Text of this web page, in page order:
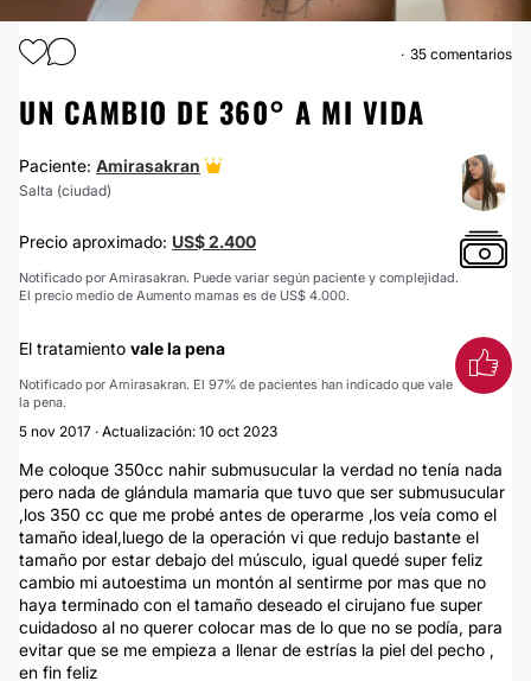
AUMENTO MAMAS
35 comentarios
UN CAMBIO DE 360° A MI VIDA
Paciente: Amirasakran
Salta (ciudad)
Precio aproximado: US$ 2.400
Notificado por Amirasakran. Puede variar según paciente y complejidad.
El precio medio de Aumento mamas es de US$ 4.000.
El tratamiento vale la pena
Notificado por Amirasakran. El 97% de pacientes han indicado que vale
la pena.
5 nov 2017 · Actualización: 10 oct 2023
Me coloque 350cc nahir submusucular la verdad no tenía nada
pero nada de glándula mamaria que tuvo que ser submusucular
,los 350 cc que me probé antes de operarme ,los veía como el
tamaño ideal,luego de la operación vi que redujo bastante el
tamaño por estar debajo del músculo, igual quedé super feliz
cambio mi autoestima un montón al sentirme por mas que no
haya terminado con el tamaño deseado el cirujano fue super
cuidadoso al no querer colocar mas de lo que no se podía, para
evitar que se me empieza a llenar de estrías la piel del pecho ,
en fin feliz